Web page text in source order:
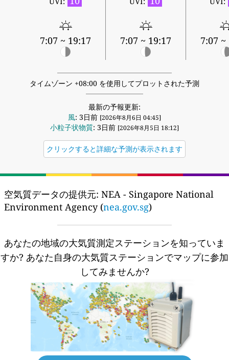
7:07 ~ 19:17 7:07 ~ 19:17 7:07 ~
タイムゾーン +08:00 を使用してプロットされた予測
最新の予報更新:
風: 3日前 [2026年8月6日 04:45]
小粒子状物質: 3日前 [2026年8月5日 18:12]
クリックすると詳細な予測が表示されます
空気質データの提供元: NEA - Singapore National
Environment Agency (nea.gov.sg)
あなたの地域の大気質測定ステーションを知っていま
すか? あなた自身の大気質ステーションでマップに参加
してみませんか?